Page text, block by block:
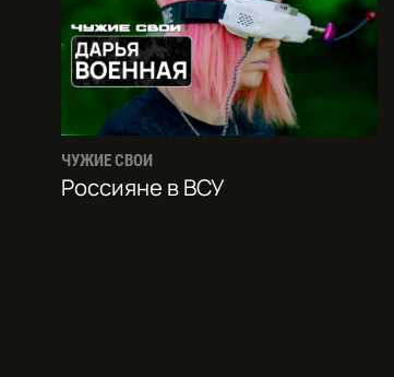
ЧУЖИЕ СВОИ
Россияне в ВСУ